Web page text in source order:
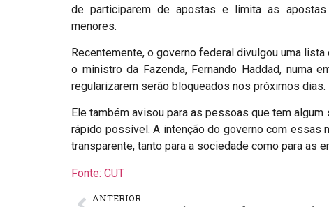
de participarem de apostas e limita as
menores.
Recentemente, o governo federal divulgou uma
o ministro da Fazenda, Fernando Haddad, numa
regularizarem serão bloqueados nos próximos dias.
Ele também avisou para as pessoas que tem
rápido possível. A intenção do governo com essas
transparente, tanto para a sociedade como para as
Fonte: CUT
ANTERIOR